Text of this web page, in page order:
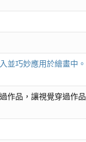
並巧妙應用於繪畫中
作品，讓視覺穿過作